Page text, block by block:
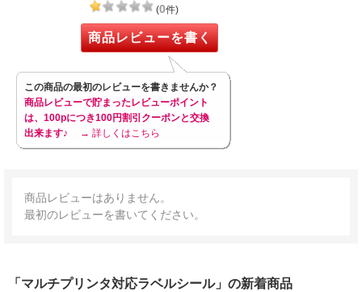
(0件)
商品レビューを書く
この商品の最初のレビューを書きませんか？
商品レビューで貯まったレビューポイント
は、100pにつき100円割引クーポンと交換
出来ます♪
→ 詳しくはこちら
商品レビューはありません。
最初のレビューを書いてください。
「マルチプリンタ対応ラベルシール」の新着商品